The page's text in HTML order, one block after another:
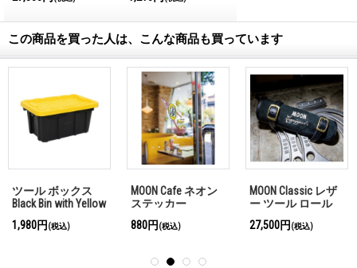
この商品を買った人は、こんな商品も買っています
ツール ボックス
Black Bin with Yellow
1,980円 (税込)
MOON Cafe ネオン
ステッカー
880円 (税込)
MOON Classic レザ
ー ツール ロール
27,500円 (税込)